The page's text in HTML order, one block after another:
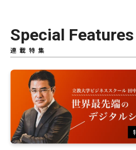
Special Features
連載特集